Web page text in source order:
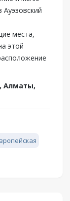
места,
этой
Алматы,